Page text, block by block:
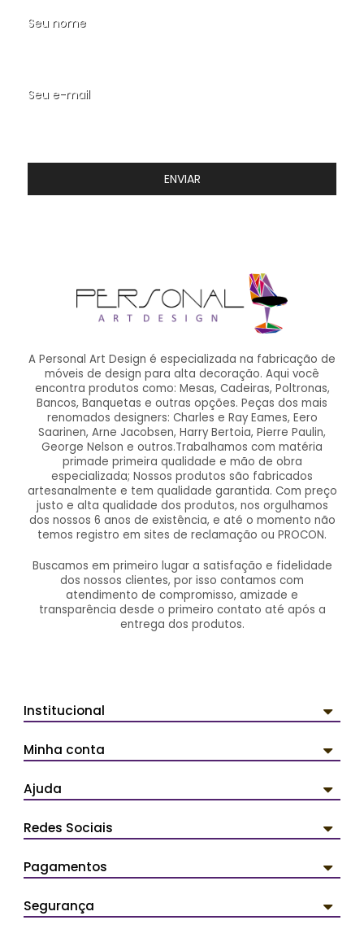
Seu nome
Seu e-mail
ENVIAR
A Personal Art Design é especializada na fabricação de
móveis de design para alta decoração. Aqui você
encontra produtos como: Mesas, Cadeiras, Poltronas,
Bancos, Banquetas e outras opções. Peças dos mais
renomados designers: Charles e Ray Eames, Eero
Saarinen, Arne Jacobsen, Harry Bertoia, Pierre Paulin,
George Nelson e outros.Trabalhamos com matéria
primade primeira qualidade e mão de obra
especializada; Nossos produtos são fabricados
artesanalmente e tem qualidade garantida. Com preço
justo e alta qualidade dos produtos, nos orgulhamos
dos nossos 6 anos de existência, e até o momento não
temos registro em sites de reclamação ou PROCON.
Buscamos em primeiro lugar a satisfação e fidelidade
dos nossos clientes, por isso contamos com
atendimento de compromisso, amizade e
transparência desde o primeiro contato até após a
entrega dos produtos.
Institucional
Minha conta
Ajuda
Redes Sociais
Pagamentos
Segurança